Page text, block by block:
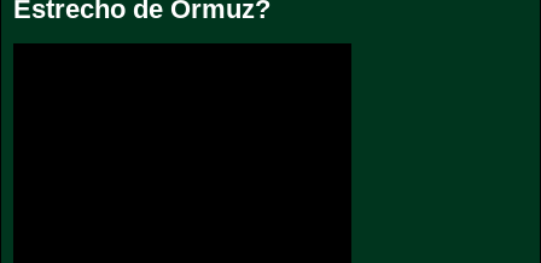
Estrecho de Ormuz?